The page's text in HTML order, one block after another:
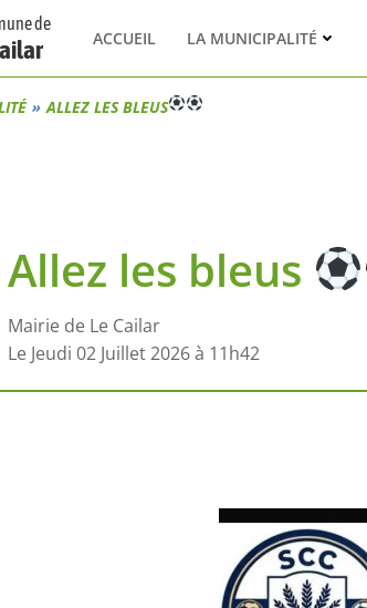
de
ACCUEIL LA MUNICIPALITÉ
ALLEZ LES BLEUS
Allez les bleus
Mairie de Le Cailar
Le Jeudi 02 Juillet 2026 à 11h42